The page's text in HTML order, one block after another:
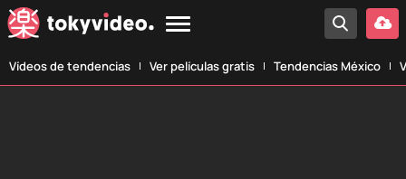
Vídeos de tendencias Ver películas gratis Tendencias México